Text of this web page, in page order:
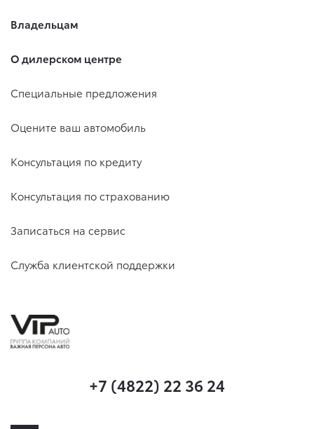
Владельцам
О дилерском центре
Специальные предложения
Оцените ваш автомобиль
Консультация по кредиту
Консультация по страхованию
Записаться на сервис
Служба клиентской поддержки
+7 (4822) 22 36 24